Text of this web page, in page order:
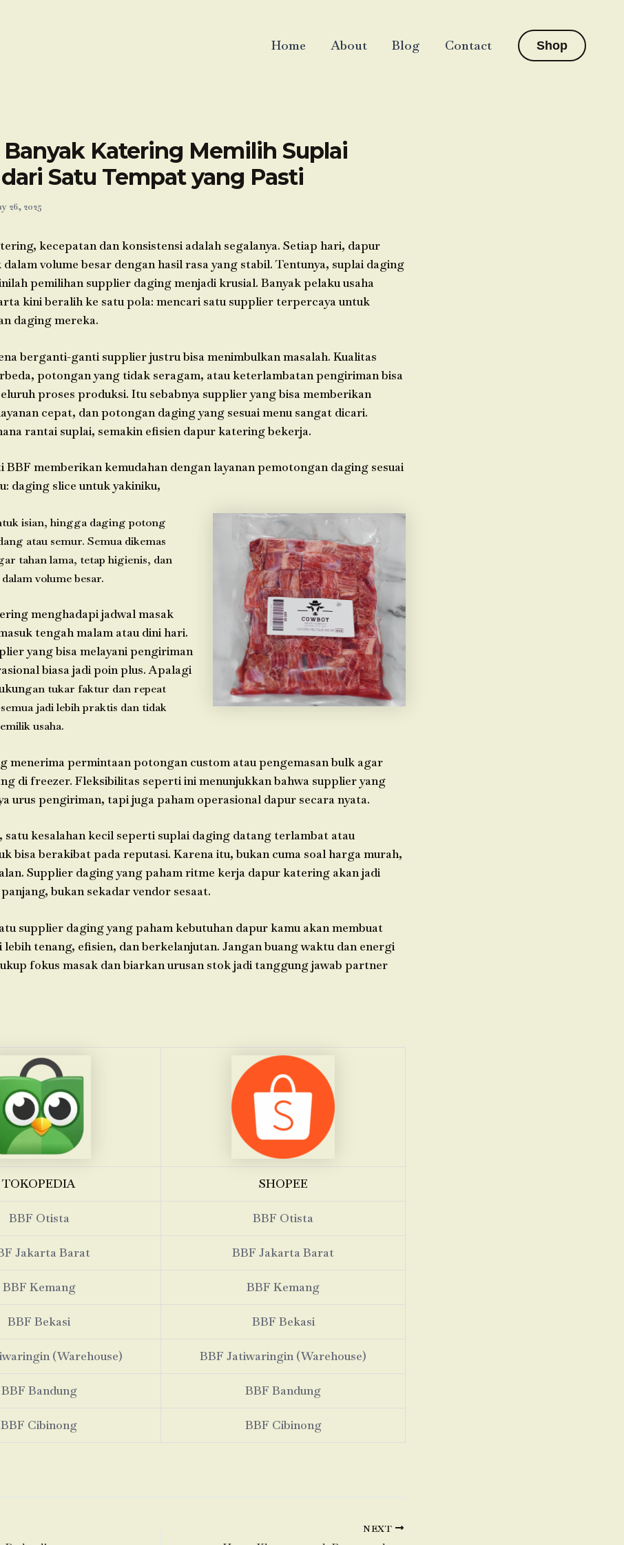
Home About Blog Contact Shop
Banyak Katering Memilih Suplai
Satu Tempat yang Pasti
26, 2025
kecepatan dan konsistensi adalah segalanya. Setiap hari, dapur
dalam volume besar dengan hasil rasa yang stabil. Tentunya, suplai daging
pemilihan supplier daging menjadi krusial. Banyak pelaku usaha
kini beralih ke satu pola: mencari satu supplier terpercaya untuk
daging mereka.
berganti-ganti supplier justru bisa menimbulkan masalah. Kualitas
potongan yang tidak seragam, atau keterlambatan pengiriman bisa
proses produksi. Itu sebabnya supplier yang bisa memberikan
cepat, dan potongan daging yang sesuai menu sangat dicari.
rantai suplai, semakin efisien dapur katering bekerja.
memberikan kemudahan dengan layanan pemotongan daging sesuai
daging slice untuk yakiniku,
isian, hingga daging potong
atau semur. Semua dikemas
tahan lama, tetap higienis, dan
volume besar.
menghadapi jadwal masak
tengah malam atau dini hari.
yang bisa melayani pengiriman
biasa jadi poin plus. Apalagi
gan tukar faktur dan repeat
jadi lebih praktis dan tidak
usaha.
menerima permintaan potongan custom atau pengemasan bulk agar
di freezer. Fleksibilitas seperti ini menunjukkan bahwa supplier yang
urus pengiriman, tapi juga paham operasional dapur secara nyata.
kesalahan kecil seperti suplai daging datang terlambat atau
bisa berakibat pada reputasi. Karena itu, bukan cuma soal harga murah,
Supplier daging yang paham ritme kerja dapur katering akan jadi
bukan sekadar vendor sesaat.
supplier daging yang paham kebutuhan dapur kamu akan membuat
lebih tenang, efisien, dan berkelanjutan. Jangan buang waktu dan energi
fokus masak dan biarkan urusan stok jadi tanggung jawab partner
TOKOPEDIA SHOPEE
BBF Otista BBF Otista
Jakarta Barat BBF Jakarta Barat
BBF Kemang BBF Kemang
BBF Bekasi BBF Bekasi
(Warehouse) BBF Jatiwaringin (Warehouse)
BBF Bandung BBF Bandung
BBF Cibinong BBF Cibinong
NEXT